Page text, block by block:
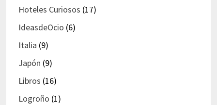
Hoteles Curiosos (17)
IdeasdeOcio (6)
Italia (9)
Japón (9)
Libros (16)
Logroño (1)